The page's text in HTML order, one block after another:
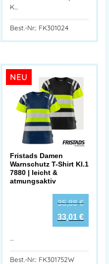
K…
Best.-Nr.: FK301024
NEU
Fristads Damen
Warnschutz T-Shirt Kl.1
7880 | leicht &
atmungsaktiv
35,88€
33,01 €
…
Best.-Nr.: FK301752W